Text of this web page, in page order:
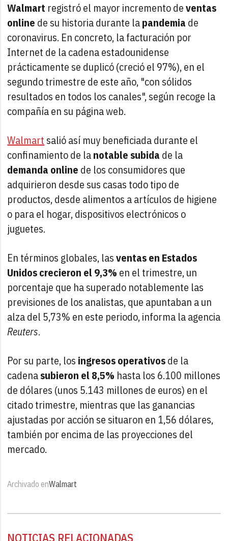
Walmart registró el mayor incremento deventas
online de su historia durante lapandemia de
coronavirus. En concreto, la facturación por
Internet de la cadena estadounidense
prácticamente se duplicó (creció el 97%), en el
segundo trimestre de este año, "con sólidos
resultados en todos los canales", según recoge la
compañía en su página web.
Walmart salió así muy beneficiada durante el
confinamiento de lanotable subida de la
demanda online de los consumidores que
adquirieron desde sus casas todo tipo de
productos, desde alimentos a artículos de higiene
o para el hogar, dispositivos electrónicos o
juguetes.
En términos globales, lasventas en Estados
Unidos crecieron el 9,3% en el trimestre, un
porcentaje que ha superado notablemente las
previsiones de los analistas, que apuntaban a un
alza del 5,73% en este periodo, informa la agencia
Reuters.
Por su parte, los ingresos operativosde la
cadenasubieron el 8,5% hasta los 6.100 millones
de dólares (unos 5.143 millones de euros) en el
citado trimestre, mientras que las ganancias
ajustadas por acción se situaron en 1,56 dólares,
también por encima de las proyecciones del
mercado.
Archivado enWalmart
NOTICIAS RELACIONADAS